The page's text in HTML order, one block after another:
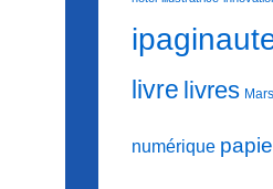
livre livres
numérique